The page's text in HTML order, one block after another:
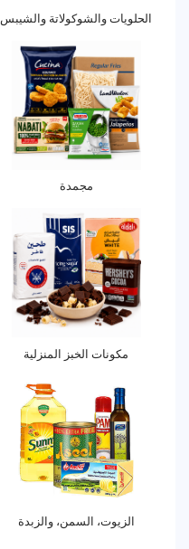
الحلويات والشوكولاتة والشيبس
مجمدة
مكونات الخبز المنزلية
الزيوت، السمن، والزبدة